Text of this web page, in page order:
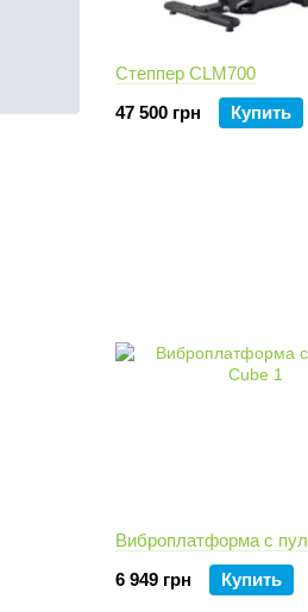
Степпер CLM700
47 500 грн
Купить
Виброплатформа с
6 949 грн
Купить